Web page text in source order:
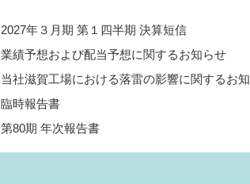
2027年３月期 第１四半期 決算短信
業績予想および配当予想に関するお知らせ
当社滋賀工場における落雷の影響に関するお
臨時報告書
第80期 年次報告書